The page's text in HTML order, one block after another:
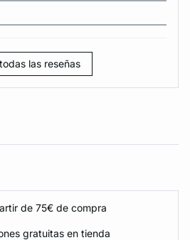
las reseñas
de 75€ de compra
gratuitas en tienda